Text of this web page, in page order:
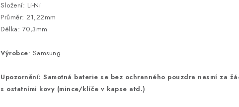
Složení: Li-Ni
Průměr: 21,22mm
Délka: 70,3mm
Výrobce: Samsung
Upozornění: Samotná baterie se bez ochranného pouzdra nesmí za
s ostatními kovy (mince/klíče v kapse atd.)